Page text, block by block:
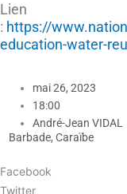
Lien
: https://
education-water-
mai 26, 2023
18:00
André-Jean VIDAL
Barbade, Caraïbe
Facebook
Twitter